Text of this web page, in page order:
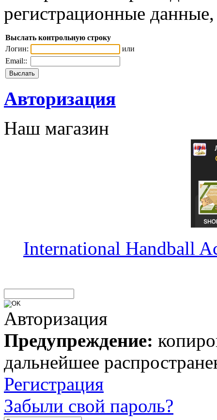
регистрационные
Выслать контрольную строку
Логин:
или
Email::
Авторизация
Наш магазин
International Handball
Авторизация
Предупреждение:
дальнейшее
Регистрация
Забыли свой пароль?